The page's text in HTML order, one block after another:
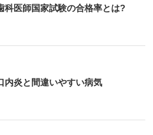
科医師国家試験の合格率とは?
内炎と間違いやすい病気